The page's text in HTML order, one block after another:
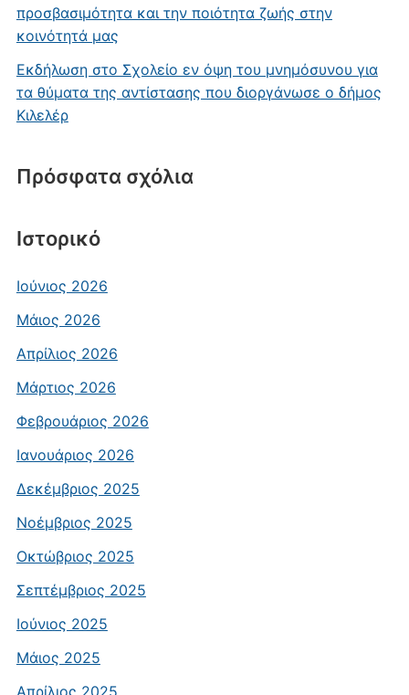
προσβασιμότητα και την ποιότητα ζωής στην
κοινότητά μας
Εκδήλωση στο Σχολείο εν όψη του μνημόσυνου για
τα θύματα της αντίστασης που διοργάνωσε ο δήμος
Κιλελέρ
Πρόσφατα σχόλια
Ιστορικό
Ιούνιος 2026
Μάιος 2026
Απρίλιος 2026
Μάρτιος 2026
Φεβρουάριος 2026
Ιανουάριος 2026
Δεκέμβριος 2025
Νοέμβριος 2025
Οκτώβριος 2025
Σεπτέμβριος 2025
Ιούνιος 2025
Μάιος 2025
Απρίλιος 2025